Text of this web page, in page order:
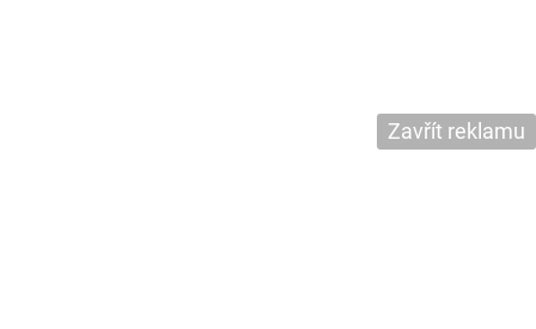
Zavřít reklamu